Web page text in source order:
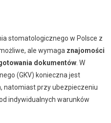
stomatologicznego w Polsce z
ale wymaga znajomości
dokumentów. W
(GKV) konieczna jest
natomiast przy ubezpieczeniu
indywidualnych warunków